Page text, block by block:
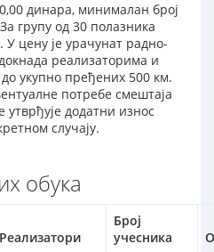
динара, минималан број
групу од 30 полазника
У цену је урачунат радно-
реализаторима и
укупно пређених 500 км.
потребе смештаја
додатни износ
случају.
обука
Реализатори
Број
учесника